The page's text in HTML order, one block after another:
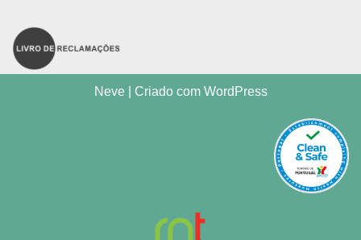
Neve| Criado com WordPress